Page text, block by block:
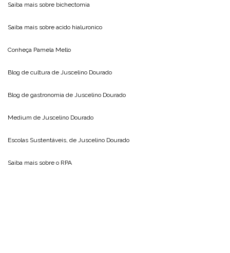
Saiba mais sobre bichectomia
Saiba mais sobre acido hialuronico
Conheça Pamela Mello
Blog de cultura de Juscelino Dourado
Blog de gastronomia de Juscelino Dourado
Medium de Juscelino Dourado
Escolas Sustentáveis, de Juscelino Dourado
Saiba mais sobre o RPA